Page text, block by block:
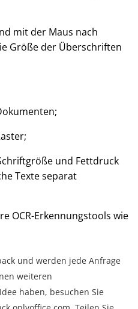
mit der Maus nach
Größe der Überschriften
und Fettdruck
Texte separat
OCR-Erkennungstools wie
und werden jede Anfrage
weiteren
haben, besuchen Sie